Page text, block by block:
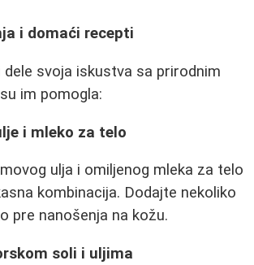
i domaći recepti
svoja iskustva sa prirodnim
im pomogla:
i mleko za telo
ulja i omiljenog mleka za telo
kombinacija. Dodajte nekoliko
pre nanošenja na kožu.
soli i uljima